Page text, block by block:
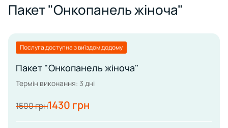
Пакет "Онкопанель жіноча"
Послуга доступна з виїздом додому
Пакет "Онкопанель жіноча"
Термін виконання: 3 дні
1500 грн1430 грн